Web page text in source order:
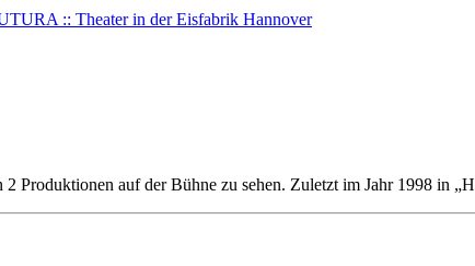
:: Theater in der Eisfabrik Hannover
Produktionen auf der Bühne zu sehen. Zuletzt im Jahr 1998 in